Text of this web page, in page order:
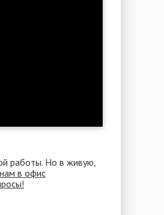
работы. Но в живую,
в офис